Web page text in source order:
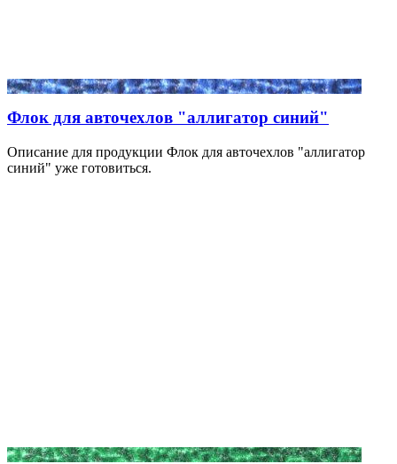
Флок для авточехлов "аллигатор синий"
Описание для продукции Флок для авточехлов "аллигатор
синий" уже готовиться.